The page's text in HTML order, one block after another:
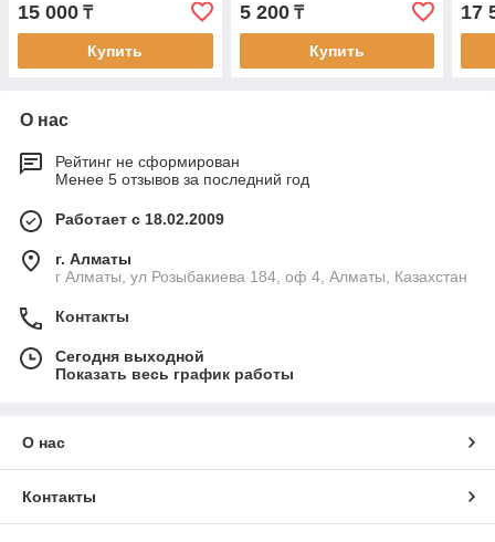
15 000 ₸
Купить
5 200₸
Купить
17
О нас
Рейтинг не сформирован
Менее 5 отзывов за последний год
Работает с 18.02.2009
г. Алматы
г Алматы, ул Розыбакиева 184, оф 4, Алматы, Казахстан
Контакты
Сегодня выходной
Показать весь график работы
О нас
Контакты